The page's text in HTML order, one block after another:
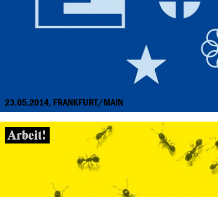
23.05.2014, FRANKFURT/MAIN
Arbeit!